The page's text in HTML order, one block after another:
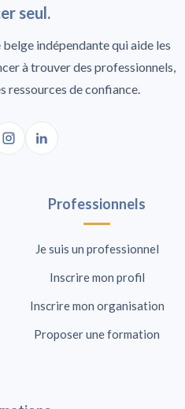
seul.
indépendante qui aide les
à trouver des professionnels,
ressources de confiance.
Professionnels
Je suis un professionnel
Inscrire mon profil
Inscrire mon organisation
Proposer une formation